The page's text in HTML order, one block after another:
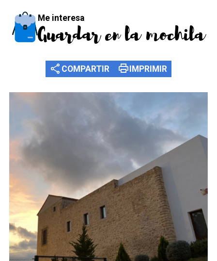
Me interesa
Guardar en la mochila
share COMPARTIR print IMPRIMIR